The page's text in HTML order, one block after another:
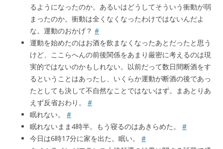
るようになったのか。あるいはどうしてそういう衝動が弱
まったのか。衝動は全くなくなったわけではないんだよ
な。運動のおかげ？ #
運動を始めたのはお酒を飲まなくなったあとだったと思う
けど、ここらへんの前後関係をあまり厳密に考えるのは現
実的ではないのかもしれない。以前だって数日間断酒をす
るということはあったし、いくらか運動が断酒の後であっ
たとしても決して不自然なことではないはず。まあとりあ
えず反省おわり。 #
眠れない。 #
眠れないまま4時半。もう寝るのはあきらめた。 #
今日は6時17分に家を出た。眠い。 #